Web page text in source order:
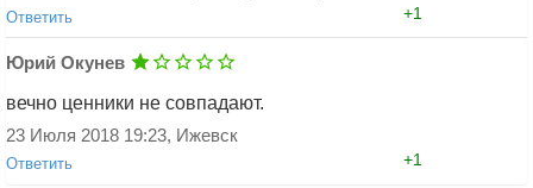
Добавить ответ
Ответить +1
Юрий Окунев
вечно ценники не совпадают.
23 Июля 2018 19:23, Ижевск
Ответить +1